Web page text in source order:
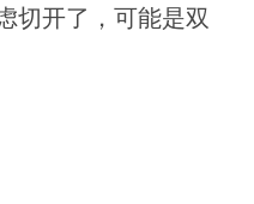
切开了，可能是双